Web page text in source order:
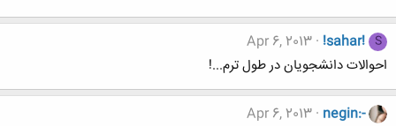
S
!sahar!
Apr 6, 2013
احوالات دانشجویان در طول ترم...!
negin:-
Apr 6, 2013